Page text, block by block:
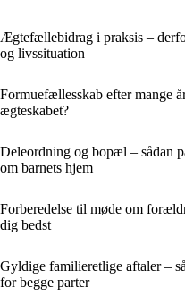
Ægtefællebidrag i praksis –
og livssituation
Formuefællesskab efter mange
ægteskabet?
Deleordning og bopæl – sådan
om barnets hjem
Forberedelse til møde om
dig bedst
Gyldige familieretlige aftaler –
for begge parter